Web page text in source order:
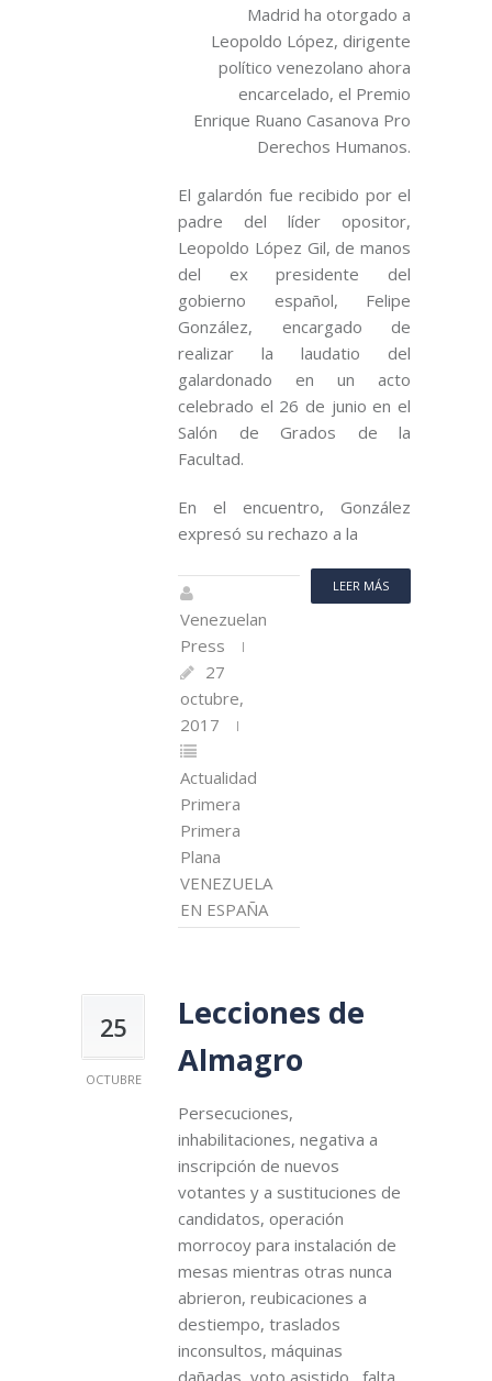
Madrid ha otorgado a
Leopoldo López, dirigente
político venezolano ahora
encarcelado, el Premio
Enrique Ruano Casanova Pro
Derechos Humanos.
El galardón fue recibido por el
padre del líder opositor,
Leopoldo López Gil, de manos
del ex presidente del
gobierno español, Felipe
González, encargado de
realizar la laudatio del
galardonado en un acto
celebrado el 26 de junio en el
Salón de Grados de la
Facultad.
En el encuentro, González
expresó su rechazo a la
LEER MÁS
Venezuelan
Press
27
octubre,
2017
Actualidad
Primera
Primera
Plana
VENEZUELA
EN ESPAÑA
25
OCTUBRE
Lecciones de
Almagro
Persecuciones,
inhabilitaciones, negativa a
inscripción de nuevos
votantes y a sustituciones de
candidatos, operación
morrocoy para instalación de
mesas mientras otras nunca
abrieron, reubicaciones a
destiempo, traslados
inconsultos, máquinas
dañadas, voto asistido, falta